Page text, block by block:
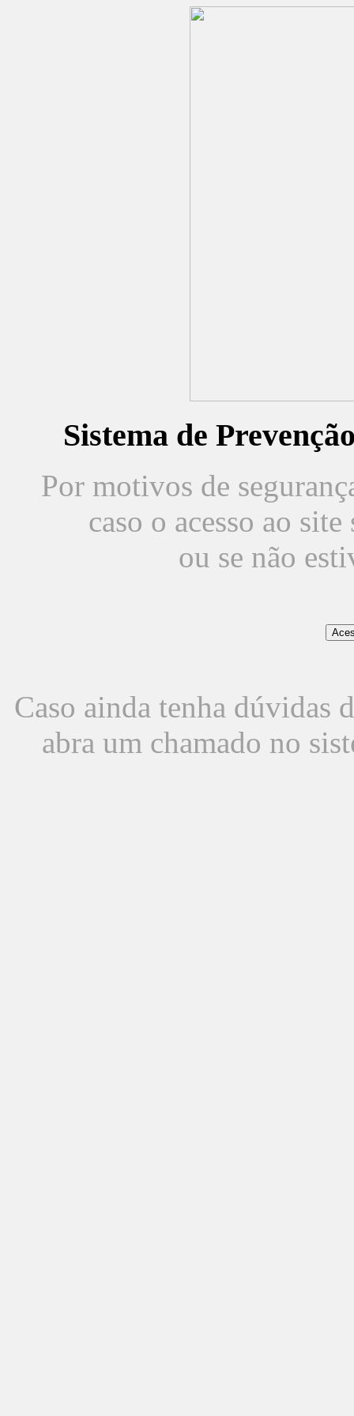
Sistema de
Por motivos de
caso o acesso ao
ou se não
Caso ainda tenha dúvidas
abra um chamado no